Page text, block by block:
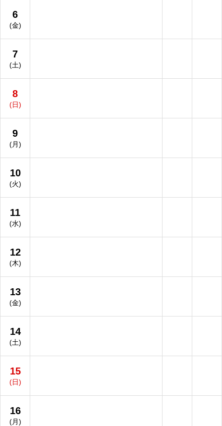
6
(金)
7
(土)
8
(日)
9
(月)
10
(火)
11
(水)
12
(木)
13
(金)
14
(土)
15
(日)
16
(月)